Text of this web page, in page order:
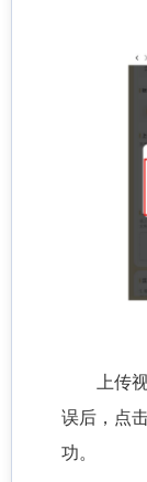
上传
误后，点
功。